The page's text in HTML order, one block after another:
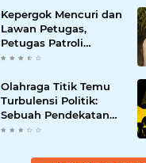
Kepergok Mencuri dan
Lawan Petugas,
Petugas Patroli
Terpaksa Lumpuhkan
Olahraga Titik Temu
Turbulensi Politik:
Sebuah Pendekatan
Batalnya Tuan Rumah